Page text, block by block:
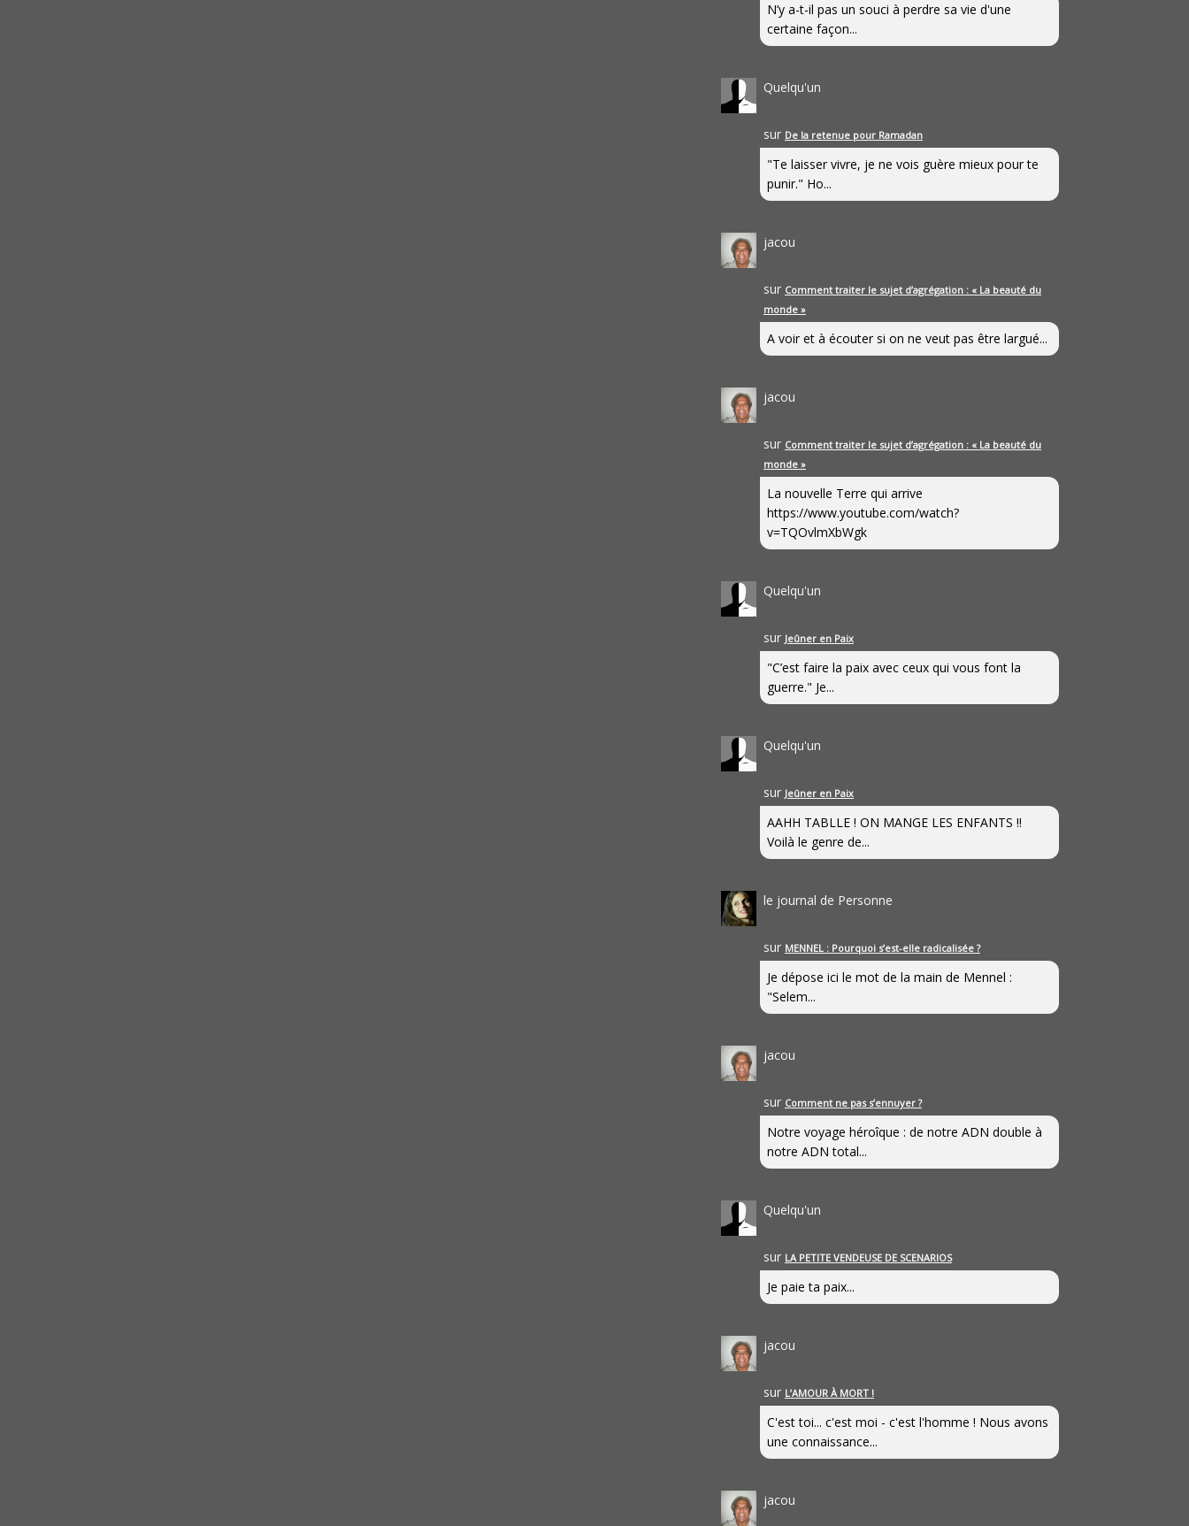
N’y a-t-il pas un souci à perdre sa vie d'une
certaine façon...
Quelqu'un
sur De la retenue pour Ramadan
"Te laisser vivre, je ne vois guère mieux pour te
punir." Ho...
jacou
sur Comment traiter le sujet d’agrégation : « La beauté du
monde »
A voir et à écouter si on ne veut pas être largué...
jacou
sur Comment traiter le sujet d’agrégation : « La beauté du
monde »
La nouvelle Terre qui arrive
https://www.youtube.com/watch?
v=TQOvlmXbWgk
Quelqu'un
sur Jeûner en Paix
"C’est faire la paix avec ceux qui vous font la
guerre." Je...
Quelqu'un
sur Jeûner en Paix
AAHH TABLLE ! ON MANGE LES ENFANTS !!
Voilà le genre de...
le journal de Personne
sur MENNEL : Pourquoi s’est-elle radicalisée ?
Je dépose ici le mot de la main de Mennel :
"Selem...
jacou
sur Comment ne pas s’ennuyer ?
Notre voyage héroîque : de notre ADN double à
notre ADN total...
Quelqu'un
sur LA PETITE VENDEUSE DE SCENARIOS
Je paie ta paix...
jacou
sur L’AMOUR À MORT !
C'est toi... c'est moi - c'est l'homme ! Nous avons
une connaissance...
jacou